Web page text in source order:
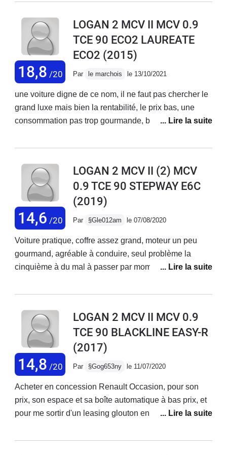
accoudoir. Design sympa. Plastiques et finitions
intérieurs simples et rudes mais solides Ventilation
bruyante Achetée neuve il y a quatre ans parcouru +
de 80 000km jamais aucun problème même les
plaquettes sont d'origines
18,8 /20
LOGAN 2 MCV II MCV 0.9
TCE 90 ECO2 LAUREATE
ECO2 (2015)
Par le marchois le 13/10/2021
une voiture digne de ce nom, il ne faut pas chercher le
grand luxe mais bien la rentabilité, le prix bas, une
consommation pas trop gourmande, bref une voiture
euros pour l'entretien 60000 km).Grand coffre pour
usure des pneus impeccable (pneus été 48000 km,
pneus hiver 12000 km).Si je devais changer de voiture,
je reprend une dacia sans hésiter.
14,6 /20
LOGAN 2 MCV II (2) MCV
0.9 TCE 90 STEPWAY E6C
(2019)
Par §Gle012am le 07/08/2020
Voiture pratique, coffre assez grand, moteur un peu
gourmand, agréable à conduire, seul problème la
cinquième à du mal à passer par moment, la marche
aussi manque un peu de puissance il aurait fallu 100ch
design classique, suspension un peu ferme, sièges
confortables.
14,8 /20
LOGAN 2 MCV II MCV 0.9
TCE 90 BLACKLINE EASY-R
(2017)
Par §Gog653ny le 11/07/2020
Acheter en concession Renault Occasion, pour son
prix, son espace et sa boîte automatique à bas prix, et
pour me sortir d'un leasing glouton en Euros.La Logan
pratique, spacieuse, les équipements nécessaires sont